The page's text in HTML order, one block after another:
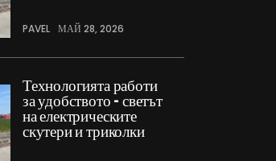
PAVEL МАЙ 28, 2026
Технологията работи
за удобството – светът
на електрическите
скутери и триколки